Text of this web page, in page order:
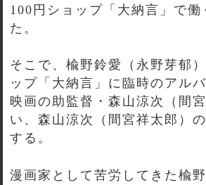
100円ショップ「大納言」で働
た。
そこで、楡野鈴愛（永野芽郁
ップ「大納言」に臨時のアル
映画の助監督・森山涼次（間
い、森山涼次（間宮祥太郎）
する。
漫画家として苦労してきた楡